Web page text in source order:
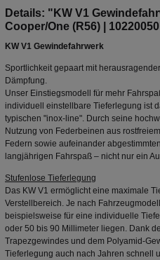
Details: "KW V1
Cooper/One (R56) |
KW V1 Gewindefahrwerk
Sportlichkeit gepaart mit
Dämpfung.
Unser Einstiegsmodell für mehr
individuell einstellbare Tieferlegung ist
typischen "inox-line". Durch seine
Nutzung von Federbeinen aus
Federn sowie aufeinander
langjährigen Fahrspaß – nicht nur ein
Stufenlose Tieferlegung
Das KW V1 ermöglicht eine maximale
Verstellbereich. Je nach
beispielsweise für eine individuelle
oder 50 bis 90 Millimeter liegen. Dank
Trapezgewindes und dem Polyamid-
Tieferlegung auch nach Jahren schnell